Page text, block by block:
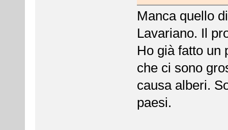
Manca quello
Lavariano. Il
Ho già fatto un
che ci sono
causa alberi.
paesi.